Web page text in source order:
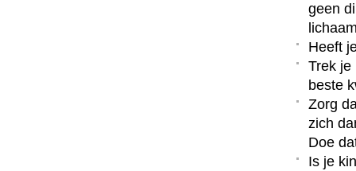
geen
Heeft
Trek je
beste
Zorg
zich
Doe
Is je